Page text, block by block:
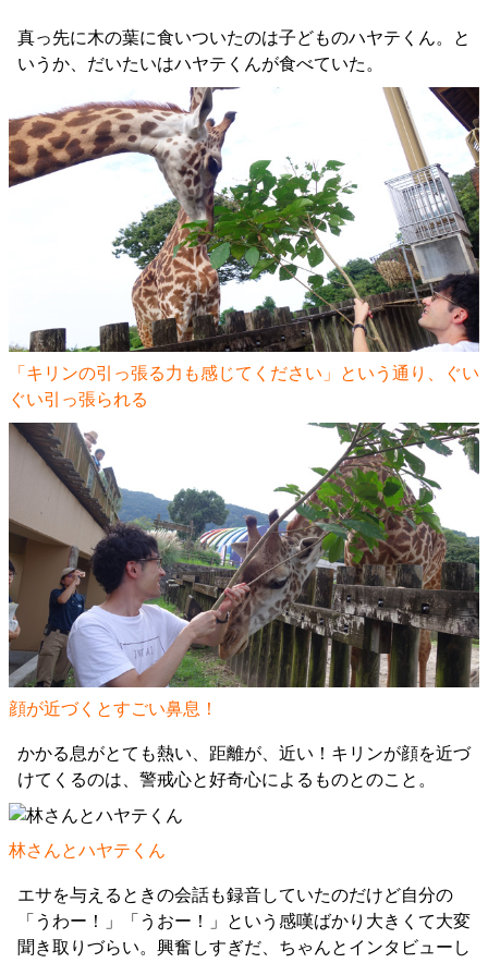
真っ先に木の葉に食いついたのは子どものハヤテくん。と
いうか、だいたいはハヤテくんが食べていた。
「キリンの引っ張る力も感じてください」という通り、ぐい
ぐい引っ張られる
顔が近づくとすごい鼻息！
かかる息がとても熱い、距離が、近い！キリンが顔を近づ
けてくるのは、警戒心と好奇心によるものとのこと。
林さんとハヤテくん
エサを与えるときの会話も録音していたのだけど自分の
「うわー！」「うおー！」という感嘆ばかり大きくて大変
聞き取りづらい。興奮しすぎだ、ちゃんとインタビューし